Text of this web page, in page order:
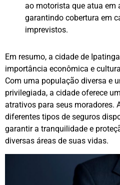
ao motorista que atua em
garantindo cobertura em
imprevistos.
Em resumo, a cidade de
importância econômica e
Com uma população diversa e
privilegiada, a cidade oferece
atrativos para seus moradores.
diferentes tipos de seguros
garantir a tranquilidade e
diversas áreas de suas vidas.